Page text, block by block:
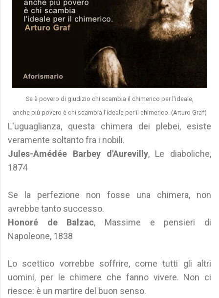
Se è povero di giudizio chi scambia il chimerico per l'ideale,
anche più povero è chi scambia l'ideale per il chimerico. (Arturo Graf)
L'uguaglianza, questa chimera dei plebei, esiste
veramente soltanto fra i nobili.
Jules-Amédée Barbey d'Aurevilly, Le diaboliche,
1874
Se la perfezione non fosse una chimera, non
avrebbe tanto successo.
Honoré de Balzac, Massime e pensieri di
Napoleone, 1838
Lo scettico vorrebbe soffrire, come tutti gli altri
uomini, per le chimere che fanno vivere. Non ci
riesce: è un martire del buon senso.